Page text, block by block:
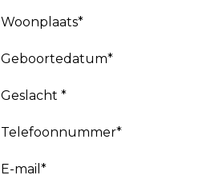
Woonplaats*
Geboortedatum*
Geslacht *
Telefoonnummer*
E-mail*